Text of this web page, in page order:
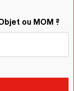
ou MOM ?